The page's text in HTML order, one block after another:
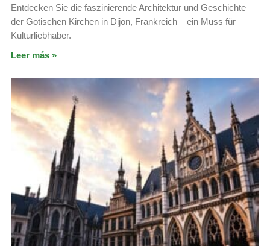
Entdecken Sie die faszinierende Architektur und Geschichte
der Gotischen Kirchen in Dijon, Frankreich – ein Muss für
Kulturliebhaber.
Leer más »